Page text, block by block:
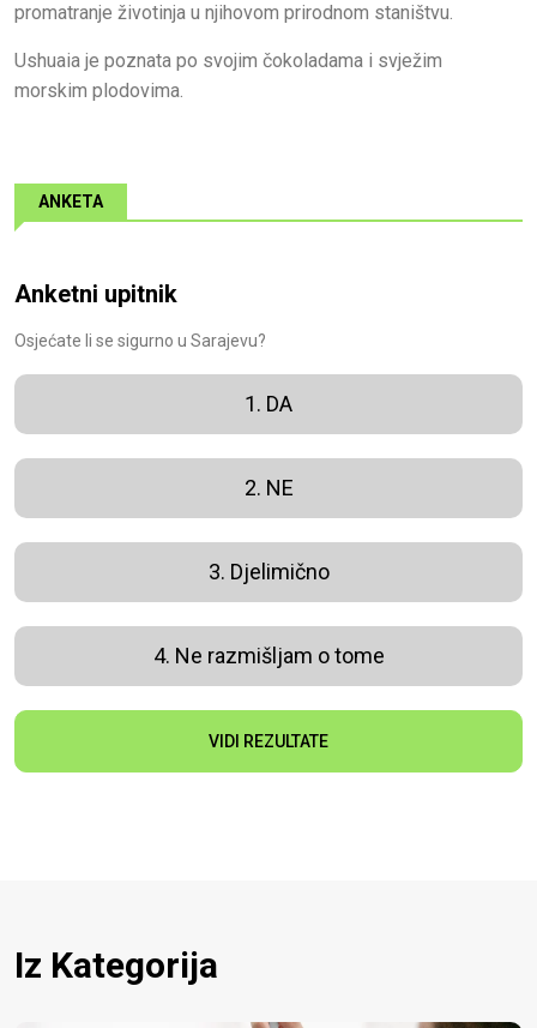
promatranje životinja u njihovom prirodnom staništvu.
Ushuaia je poznata po svojim čokoladama i svježim
morskim plodovima.
ANKETA
Anketni upitnik
Osjećate li se sigurno u Sarajevu?
1. DA
2. NE
3. Djelimično
4. Ne razmišljam o tome
VIDI REZULTATE
Iz Kategorija